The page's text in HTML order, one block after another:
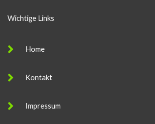
Wichtige Links
Home
Kontakt
Impressum